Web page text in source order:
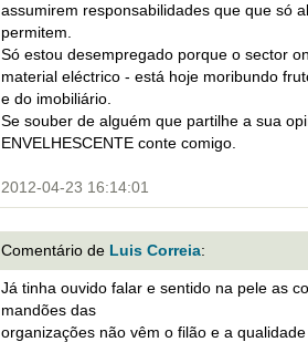
assumirem responsabilidades que que só
permitem.
Só estou desempregado porque o sector
material eléctrico - está hoje moribundo
e do imobiliário.
Se souber de alguém que partilhe a sua
ENVELHESCENTE conte comigo.
2012-04-23 16:14:01
Comentário de Luis Correia:
Já tinha ouvido falar e sentido na pele as
mandões das
organizações não vêm o filão e a